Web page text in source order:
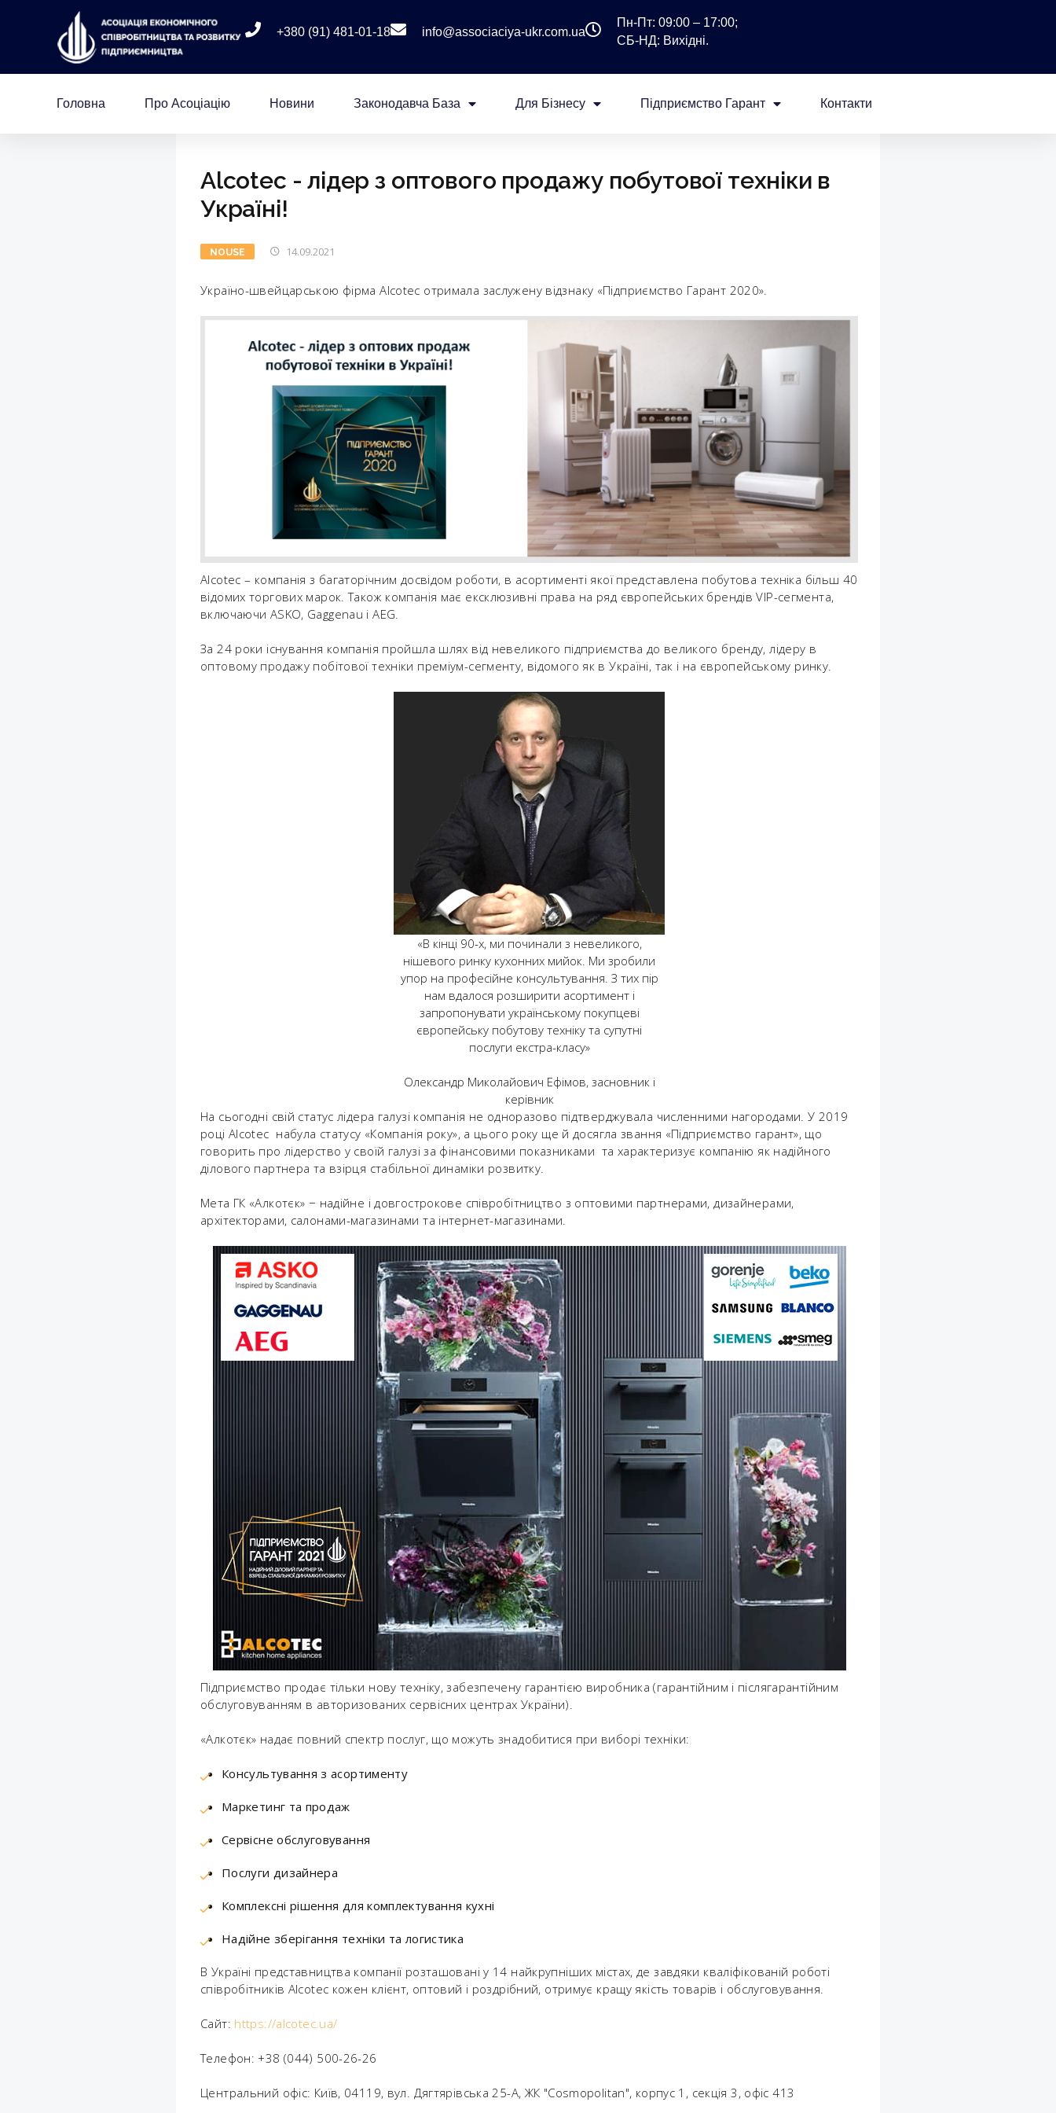
+380 (91) 481-01-18 info@associaciya-ukr.com.ua
Пн-Пт: 09:00 – 17:00;
СБ-НД: Вихідні.
Головна Про Асоціацію Новини Законодавча База Для Бізнесу Підприємство Гарант Контакти
Alcotec - лідер з оптового продажу побутової техніки в
Україні!
NOUSE 14.09.2021
Україно-швейцарською фірма Alcotec отримала заслужену відзнаку «Підприємство Гарант 2020».
Alcotec – компанія з багаторічним досвідом роботи, в асортименті якої представлена ​​побутова техніка більш 40
відомих торгових марок. Також компанія має ексклюзивні права на ряд європейських брендів VIP-сегмента,
включаючи ASKO, Gaggenau і AEG.
За 24 роки існування компанія пройшла шлях від невеликого підприємства до великого бренду, лідеру в
оптовому продажу побітової техніки преміум-сегменту, відомого як в Україні, так і на європейському ринку.
«В кінці 90-х, ми починали з невеликого,
нішевого ринку кухонних мийок. Ми зробили
упор на професійне консультування. З тих пір
нам вдалося розширити асортимент і
запропонувати українському покупцеві
європейську побутову техніку та супутні
послуги екстра-класу»
Олександр Миколайович Ефімов, засновник і
керівник
На сьогодні свій статус лідера галузі компанія не одноразово підтверджувала численними нагородами. У 2019
році Alcotec набула статусу «Компанія року», а цього року ще й досягла звання «Підприємство гарант», що
говорить про лідерство у своїй галузі за фінансовими показниками та характеризує компанію як надійного
ділового партнера та взірця стабільної динаміки розвитку.
Мета ГК «Алкотєк» ­− надійне і довгострокове співробітництво з оптовими партнерами, дизайнерами,
архітекторами, салонами-магазинами та інтернет-магазинами.
Підприємство продає тільки нову техніку, забезпечену гарантією виробника (гарантійним і післягарантійним
обслуговуванням в авторизованих сервісних центрах України).
«Алкотєк» надає повний спектр послуг, що можуть знадобитися при виборі техніки:
Консультування з асортименту
Маркетинг та продаж
Сервісне обслуговування
Послуги дизайнера
Комплексні рішення для комплектування кухні
Надійне зберігання техніки та логистика
В Україні представництва компанії розташовані у 14 найкрупніших містах, де завдяки кваліфікованій роботі
співробітників Alcotec кожен клієнт, оптовий і роздрібний, отримує кращу якість товарів і обслуговування.
Сайт: https://alcotec.ua/
Телефон: +38 (044) 500-26-26
Центральний офіс: Київ, 04119, вул. Дягтярівська 25-А, ЖК "Cosmopolitan", корпус 1, секція 3, офіс 413